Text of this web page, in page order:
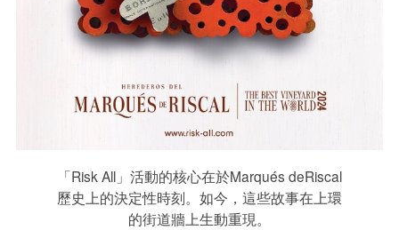
「Risk All」活動的核心在於Marqués deRiscal
歷史上的決定性時刻。如今，這些故事在上環
的街道牆上生動重現。